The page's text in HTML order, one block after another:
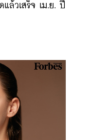
ล้วเสร็จ เม.ย. ปี